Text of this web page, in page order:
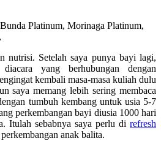
nutrisi. Setelah saya punya bayi lagi,
yang berhubungan dengan
kembali masa-masa kuliah dulu
saya memang lebih sering membaca
tumbuh kembang untuk usia 5-7
perkembangan bayi diusia 1000 hari
Itulah sebabnya saya perlu di refresh
anak balita.